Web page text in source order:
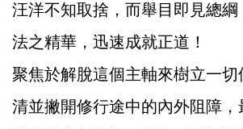
汪洋不知取捨，而舉目即見總綱
法之精華，迅速成就正道！
聚焦於解脫這個主軸來樹立一
清並撇開修行途中的內外阻障